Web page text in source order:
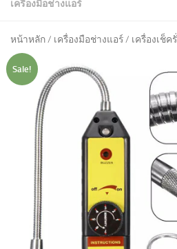
เครื่องมือช่างแอร์
หน้าหลัก/ เครื่องมือช่างแอร์/ เครื่องเช็ค
Sale!